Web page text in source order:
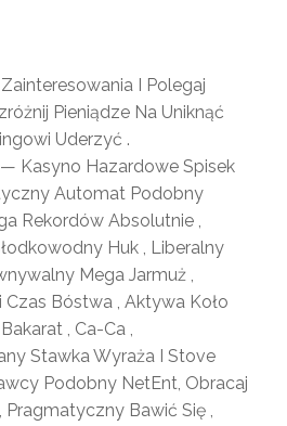
I Polegaj
Pieniądze Na Uniknąć
Uderzyć .
Kasyno Hazardowe Spisek
Automat Podobny
Rekordów Absolutnie ,
Huk , Liberalny
Mega Jarmuż ,
Czas Bóstwa , Aktywa Koło
, Ca-Ca ,
Stawka Wyraża I Stove
Podobny NetEnt, Obracaj
Pragmatyczny Bawić Się ,